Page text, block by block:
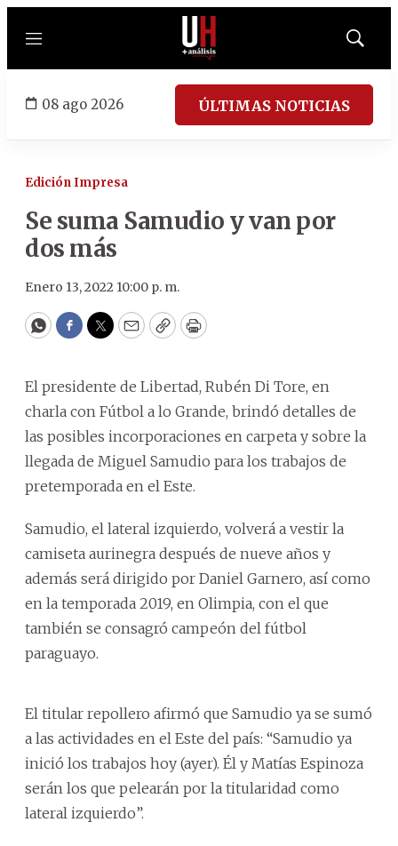
Menú
Mostrar
08 ago 2026 ÚLTIMAS NOTICIAS
Edición Impresa
Se suma Samudio y van por
dos más
Enero 13, 2022 10:00 p. m.
WhatsApp
Facebook
Twitter
EmailCopyPrint
El presidente de Libertad, Rubén Di Tore, en
charla con Fútbol a lo Grande, brindó detalles de
las posibles incorporaciones en carpeta y sobre la
llegada de Miguel Samudio para los trabajos de
pretemporada en el Este.
Samudio, el lateral izquierdo, volverá a vestir la
camiseta aurinegra después de nueve años y
además será dirigido por Daniel Garnero, así como
en la temporada 2019, en Olimpia, con el que
también se consagró campeón del fútbol
paraguayo.
El titular repollero afirmó que Samudio ya se sumó
a las actividades en el Este del país: “Samudio ya
inició los trabajos hoy (ayer). Él y Matías Espinoza
serán los que pelearán por la titularidad como
lateral izquierdo”.